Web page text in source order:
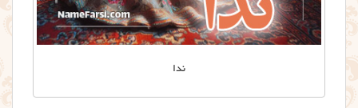
ندا